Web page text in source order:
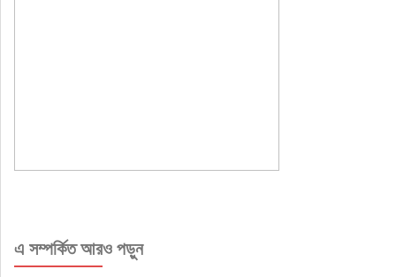
এ সম্পর্কিত আরও পড়ুন